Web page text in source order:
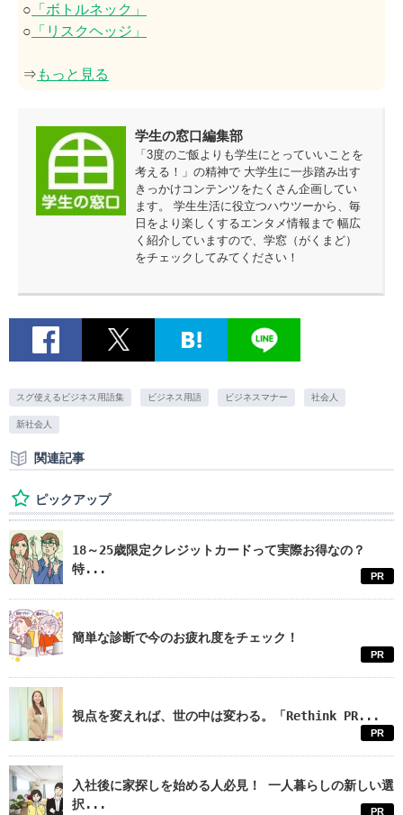
○ 「ボトルネック」
○ 「リスクヘッジ」
⇒ もっと見る
学生の窓口編集部
「3度のご飯よりも学生にとっていいことを
考える！」の精神で 大学生に一歩踏み出す
きっかけコンテンツをたくさん企画してい
ます。 学生生活に役立つハウツーから、毎
日をより楽しくするエンタメ情報まで 幅広
く紹介していますので、学窓（がくまど）
をチェックしてみてください！
スグ使えるビジネス用語集 ビジネス用語 ビジネスマナー 社会人
新社会人
関連記事
ピックアップ
18～25歳限定クレジットカードって実際お得なの？
特...
PR
簡単な診断で今のお疲れ度をチェック！
PR
視点を変えれば、世の中は変わる。「Rethink PR...
PR
入社後に家探しを始める人必見！ 一人暮らしの新しい選
択...
PR